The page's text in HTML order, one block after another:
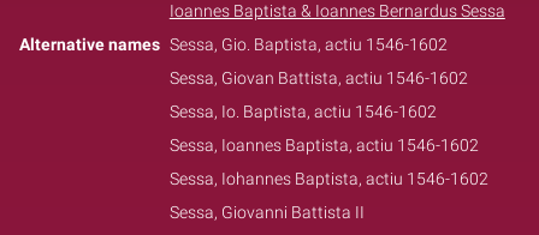
Ioannes Baptista & Ioannes Bernardus Sessa
Alternative names Sessa, Gio. Baptista, actiu 1546-1602
Sessa, Giovan Battista, actiu 1546-1602
Sessa, Io. Baptista, actiu 1546-1602
Sessa, Ioannes Baptista, actiu 1546-1602
Sessa, Iohannes Baptista, actiu 1546-1602
Sessa, Giovanni Battista II